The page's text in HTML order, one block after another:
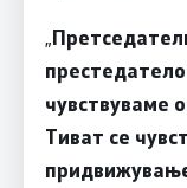
„
чувствуваме
Тиват се